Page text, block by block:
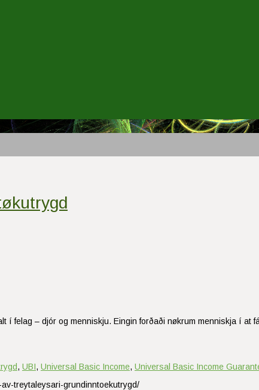
felag – djór og menniskju. Eingin forðaði nøkrum menniskja í
, UBI, Universal Basic Income, Universal Basic Income
treytaleysari-grundinntoekutrygd/